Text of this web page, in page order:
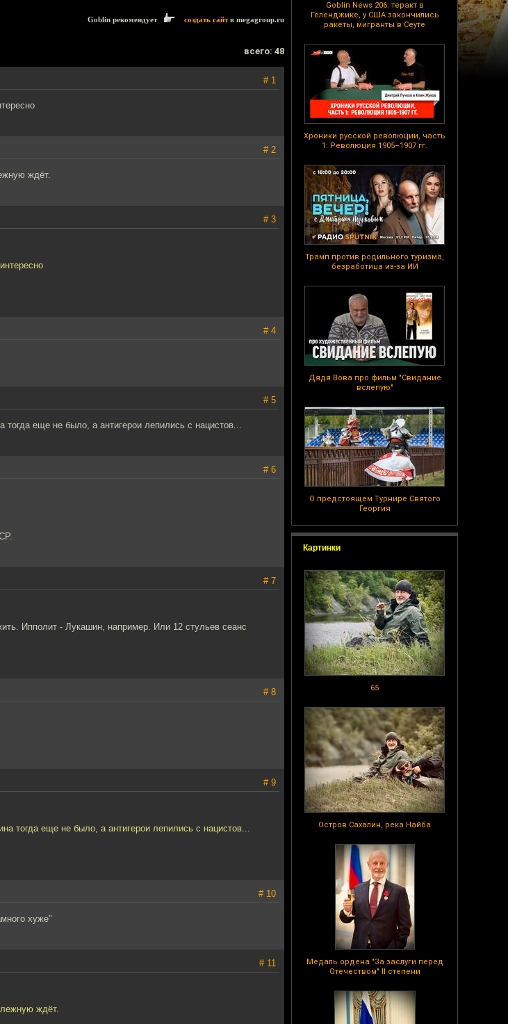
Goblin News 206: теракт в
Геленджике, у США закончились
ракеты, мигранты в Сеуте
Хроники русской революции, часть
1: Революция 1905–1907 гг.
Трамп против родильного туризма,
безработица из-за ИИ
Дядя Вова про фильм "Свидание
вслепую"
О предстоящем Турнире Святого
Георгия
Картинки
65
Остров Сахалин, река Найба
Медаль ордена "За заслуги перед
Отечеством" II степени
Goblin рекомендует создать сайтв megagroup.ru
всего: 48
# 1
# 2
ждёт.
# 3
# 4
# 5
тогда еще не было, а антигерои лепились с нацистов...
# 6
# 7
Ипполит - Лукашин, например. Или 12 стульев сеанс
# 8
# 9
тогда еще не было, а антигерои лепились с нацистов...
# 10
хуже"
# 11
ждёт.